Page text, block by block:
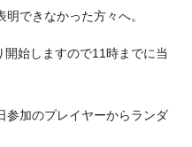
できなかった方々へ。
始しますので11時までに当
参加のプレイヤーからランダ